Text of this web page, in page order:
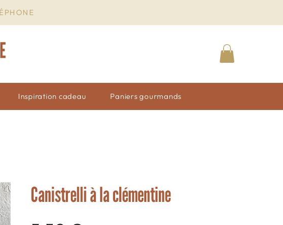
Inspiration cadeau Paniers gourmands
Canistrelli à la clémentine